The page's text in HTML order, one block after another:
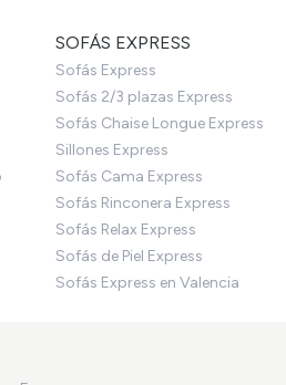
SOFÁS EXPRESS
Sofás Express
Sofás 2/3 plazas Express
Sofás Chaise Longue Express
Sillones Express
Sofás Cama Express
Sofás Rinconera Express
Sofás Relax Express
Sofás de Piel Express
Sofás Express en Valencia